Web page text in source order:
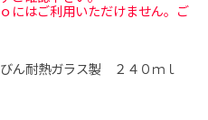
はご利用いただけません。ご
ん耐熱ガラス製 ２４０ｍｌ